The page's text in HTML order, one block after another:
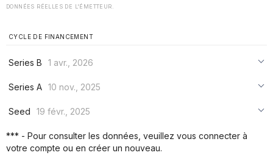
DONNÉES RÉELLES DE L'ÉMETTEUR.
CYCLE DE FINANCEMENT
Series B
1 avr., 2026
***
Series A 10 nov., 2025
***
Seed
19 févr., 2025
*** - Pour consulter les données, veuillez vous connecter à
votre compte ou en créer un nouveau.